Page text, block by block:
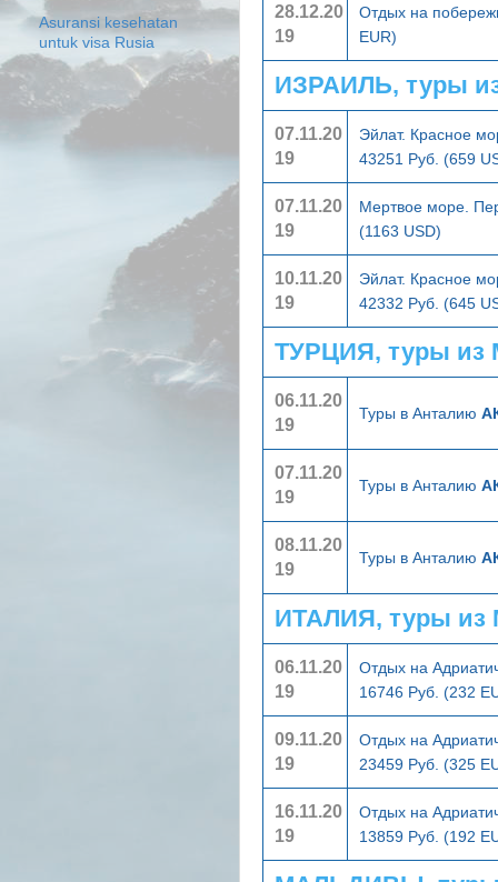
28.12.20
19
Отдых на
EUR)
ИЗРАИЛЬ, туры
07.11.20
19
Эйлат. Красное
43251 Руб. (659
07.11.20
19
Мертвое море.
(1163 USD)
10.11.20
19
Эйлат. Красное
42332 Руб. (645
ТУРЦИЯ, туры из
06.11.20
19
Туры в Анталию
07.11.20
19
Туры в Анталию
08.11.20
19
Туры в Анталию
ИТАЛИЯ, туры из
06.11.20
19
Отдых на
16746 Руб. (232
09.11.20
19
Отдых на
23459 Руб. (325
16.11.20
19
Отдых на
13859 Руб. (192
Asuransi kesehatan
untuk visa Rusia